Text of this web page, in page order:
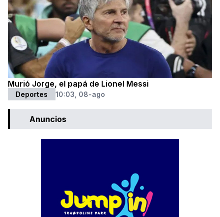
Murió Jorge, el papá de Lionel Messi
Deportes 10:03, 08-ago
Anuncios